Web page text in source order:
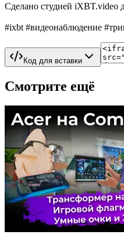
Сделано студией iXBT.video
#ixbt #видеонаблюдение
Код для вставки
Смотрите ещё